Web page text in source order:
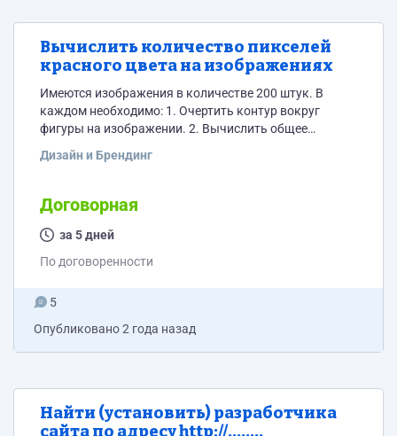
Вычислить количество пикселей
красного цвета на изображениях
Имеются изображения в количестве 200 штук. В
каждом необходимо: 1. Очертить контур вокруг
фигуры на изображении. 2. Вычислить общее
количество пикселей красного цвета. Неважно в
красного цвета в пикселях, в квадратных
миллиметрах, в квадратных сантиметрах. Конечная
цель-вычислить площадь внутри контура, а также
итоге нужны две...
Дизайн и Брендинг
Договорная
за 5 дней
По договоренности
5
Опубликовано2 года назад
Найти (установить) разработчика
сайта по адресу http://........